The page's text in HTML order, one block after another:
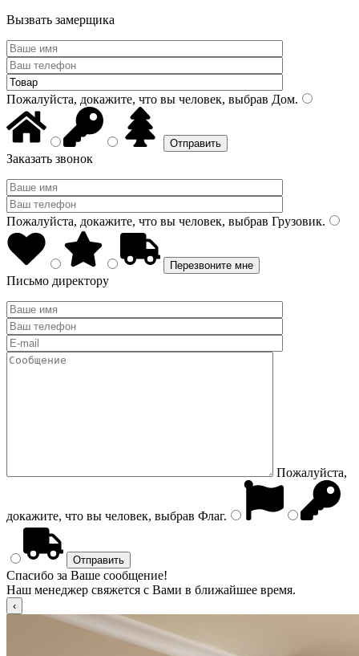
Вызвать замерщика
Пожалуйста, докажите, что вы человек, выбрав Дом.
Заказать звонок
Пожалуйста, докажите, что вы человек, выбрав Грузовик.
Письмо директору
Пожалуйста,
докажите, что вы человек, выбрав Флаг.
Спасибо за Ваше сообщение!
Наш менеджер свяжется с Вами в ближайшее время.